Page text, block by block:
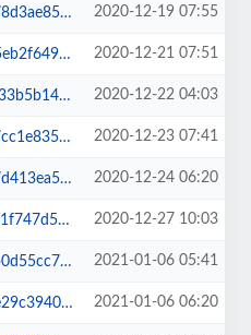
2020-12-19 07:55
2020-12-21 07:51
2020-12-22 04:03
2020-12-23 07:41
2020-12-24 06:20
2020-12-27 10:03
2021-01-06 05:41
2021-01-06 06:20